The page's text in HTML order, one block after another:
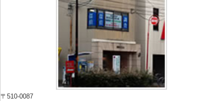
〒510-0087